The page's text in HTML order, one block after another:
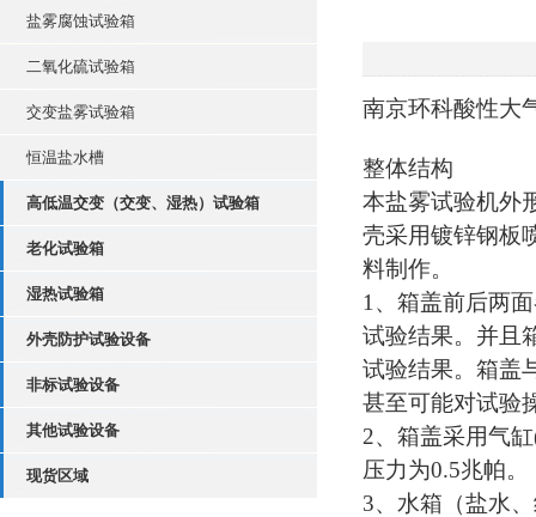
盐雾腐蚀试验箱
二氧化硫试验箱
交变盐雾试验箱
恒温盐水槽
高低温交变（交变、湿热）试验箱
老化试验箱
湿热试验箱
外壳防护试验设备
非标试验设备
其他试验设备
现货区域
南京环科酸性大
整体结构
本盐雾试验机外
壳采用镀锌钢板
料制作。
1、箱盖前后两
试验结果。并且
试验结果。箱盖
甚至可能对试验
2、箱盖采用气
压力为0.5兆帕。
3、水箱（盐水